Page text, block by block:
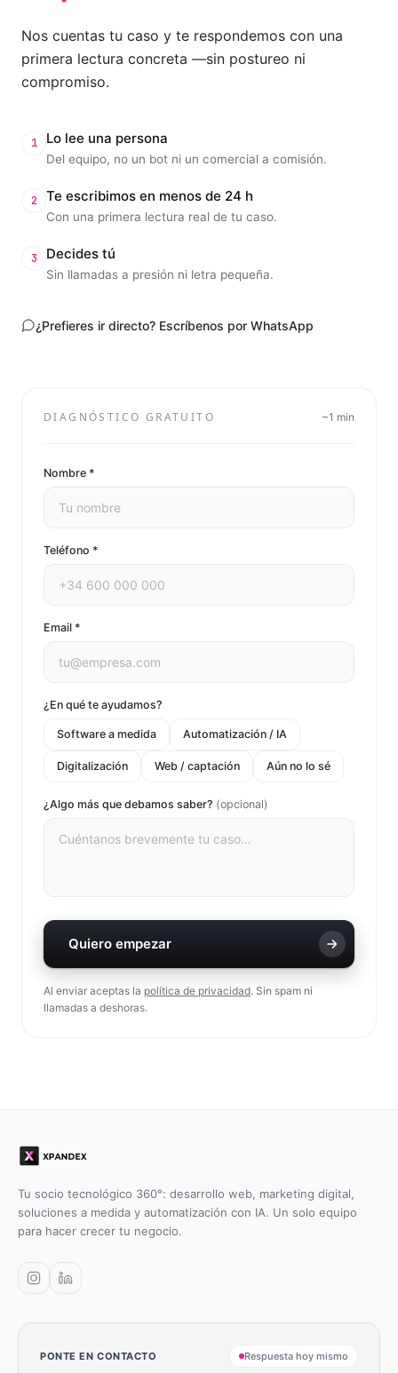
Nos cuentas tu caso y te respondemos con una
primera lectura concreta —sin postureo ni
compromiso.
1 Lo lee una persona
Del equipo, no un bot ni un comercial a comisión.
2 Te escribimos en menos de 24 h
Con una primera lectura real de tu caso.
3 Decides tú
Sin llamadas a presión ni letra pequeña.
¿Prefieres ir directo? Escríbenos por WhatsApp
DIAGNÓSTICO GRATUITO ~1 min
Nombre *
Teléfono *
Email *
¿En qué te ayudamos?
Software a medida Automatización / IA
Digitalización Web / captación Aún no lo sé
¿Algo más que debamos saber? (opcional)
Quiero empezar
Al enviar aceptas la política de privacidad. Sin spam ni
llamadas a deshoras.
Tu socio tecnológico 360°: desarrollo web, marketing digital,
soluciones a medida y automatización con IA. Un solo equipo
para hacer crecer tu negocio.
PONTE EN CONTACTO Respuesta hoy mismo